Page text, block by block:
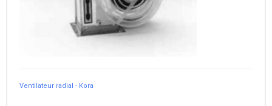
Ventilateur radial - Kora